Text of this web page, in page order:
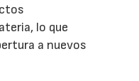
lo que
a nuevos